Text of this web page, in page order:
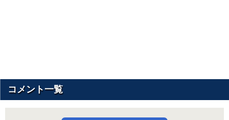
コメント一覧